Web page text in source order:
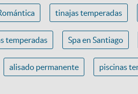
tinajas temperadas
temperadas Spa en Santiago
alisado permanente piscinas